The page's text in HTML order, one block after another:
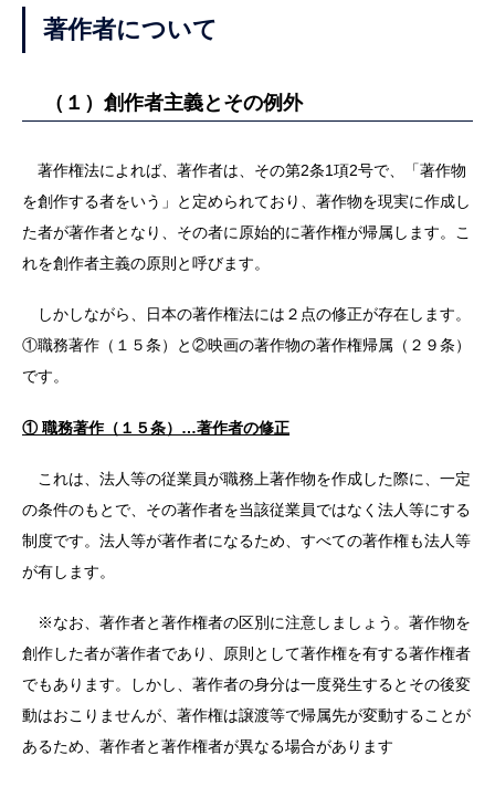
著作者について
（１）創作者主義とその例外
著作権法によれば、著作者は、その第2条1項2号で、「著作物
を創作する者をいう」と定められており、著作物を現実に作成し
た者が著作者となり、その者に原始的に著作権が帰属します。こ
れを創作者主義の原則と呼びます。
しかしながら、日本の著作権法には２点の修正が存在します。
①職務著作（１５条）と②映画の著作物の著作権帰属（２９条）
です。
① 職務著作（１５条）…著作者の修正
これは、法人等の従業員が職務上著作物を作成した際に、一定
の条件のもとで、その著作者を当該従業員ではなく法人等にする
制度です。法人等が著作者になるため、すべての著作権も法人等
が有します。
※なお、著作者と著作権者の区別に注意しましょう。著作物を
創作した者が著作者であり、原則として著作権を有する著作権者
でもあります。しかし、著作者の身分は一度発生するとその後変
動はおこりませんが、著作権は譲渡等で帰属先が変動することが
あるため、著作者と著作権者が異なる場合があります